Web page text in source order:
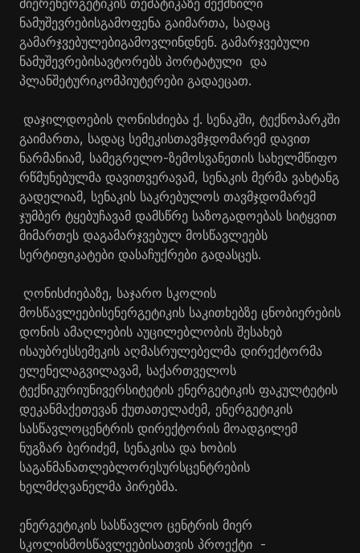
ნამუშევრებისგამოფენა გაიმართა, სადაც
გამარჯვებულებიგამოვლინდნენ. გამარჯვებული
ნამუშევრებისავტორებს პორტატული და
პლანშეტურიკომპიუტერები გადაეცათ.
დაჯილდოების ღონისძიება ქ. სენაკში, ტექნოპარკში
გაიმართა, სადაც სემეკისთავმჯდომარემ დავით
ნარმანიამ, სამეგრელო-ზემოსვანეთის სახელმწიფო
რწმუნებულმა დავითვერავამ, სენაკის მერმა ვახტანგ
გადელიამ, სენაკის საკრებულოს თავმჯდომარემ
ჯუმბერ ტყებუჩავამ დამსწრე საზოგადოებას სიტყვით
მიმართეს დაგამარჯვებულ მოსწავლეებს
სერტიფიკატები დასაჩუქრები გადასცეს.
ღონისძიებაზე, საჯარო სკოლის
მოსწავლეებისენერგეტიკის საკითხებზე ცნობიერების
დონის ამაღლების აუცილებლობის შესახებ
ისაუბრესსემეკის აღმასრულებელმა დირექტორმა
ელენელაგვილავამ, საქართველოს
ტექნიკურიუნივერსიტეტის ენერგეტიკის ფაკულტეტის
დეკანმაქეთევან ქუთათელაძემ, ენერგეტიკის
სასწავლოცენტრის დირექტორის მოადგილემ
ნუგზარ ბერიძემ, სენაკისა და ხობის
საგანმანათლებლორესურსცენტრების
ხელმძღვანელმა პირებმა.
ენერგეტიკის სასწავლო ცენტრის მიერ
სკოლისმოსწავლეებისათვის პროექტი -